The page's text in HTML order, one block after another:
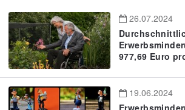
26.07.2024
977,69 Euro
19.06.2024